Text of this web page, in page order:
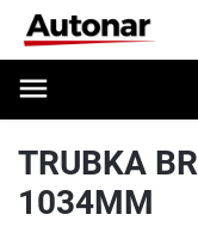
TRUBKA
1034MM